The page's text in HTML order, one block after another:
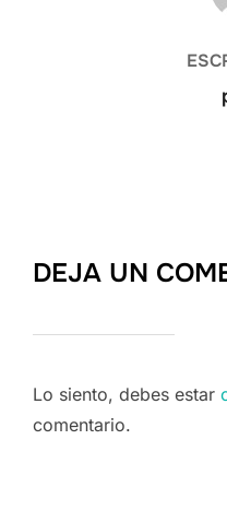
DEJA UN
Lo siento, debes estar
comentario.